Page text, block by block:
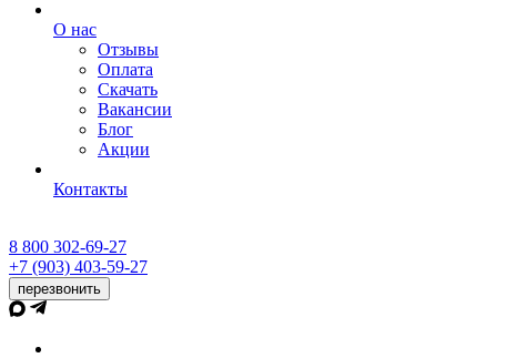
О нас
Отзывы
Оплата
Скачать
Вакансии
Блог
Акции
Контакты
8 800 302-69-27
+7 (903) 403-59-27
перезвонить